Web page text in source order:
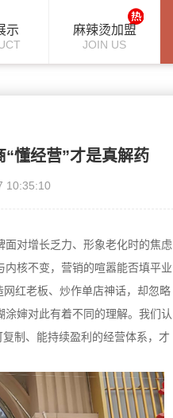
示 麻辣烫加盟
JOIN US
懂经营”才是真解药
10:35:10
对增长乏力、形象老化时的焦虑
核不变，营销的喧嚣能否填平业
红老板、炒作单店神话，却忽略
涂婶对此有着不同的理解。我们认
制、能持续盈利的经营体系，才